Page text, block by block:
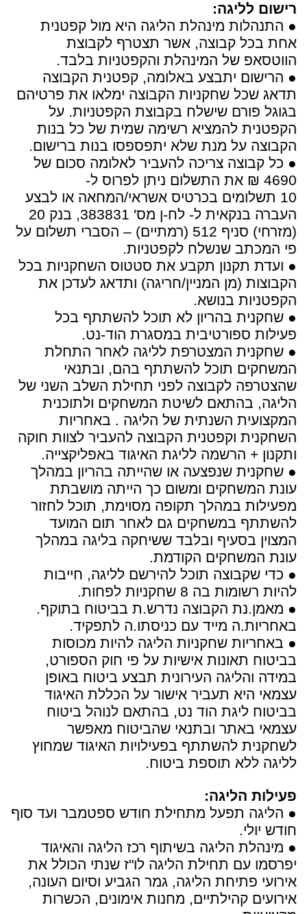
רישום לליגה:
● התנהלות מינהלת הליגה היא מול קפטנית
אחת בכל קבוצה, אשר תצטרף לקבוצת
הווטסאפ של המינהלת והקפטניות בלבד.
● הרישום יתבצע באלומה, קפטנית הקבוצה
תדאג שכל שחקניות הקבוצה ימלאו את פרטיהם
בגוגל פורם שישלח בקבוצת הקפטניות. על
הקפטנית להמציא רשימה שמית של כל בנות
הקבוצה על מנת שלא יתפספסו בנות ברישום.
● כל קבוצה צריכה להעביר לאלומה סכום של
4690 ₪ את התשלום ניתן לפרוס ל-
10 תשלומים בכרטיס אשראי/המחאה או לבצע
העברה בנקאית ל- לח-ן מס' 383831, בנק 20
(מזרחי) סניף 512 (רמתיים) – הסברי תשלום על
פי המכתב שנשלח לקפטניות.
● ועדת תקנון תקבע את סטטוס השחקניות בכל
הקבוצות (מן המניין/חריגה) ותדאג לעדכן את
הקפטניות בנושא.
● שחקנית בהריון לא תוכל להשתתף בכל
פעילות ספורטיבית במסגרת הוד-נט.
● שחקנית המצטרפת לליגה לאחר התחלת
המשחקים תוכל להשתתף בהם, ובתנאי
שהצטרפה לקבוצה לפני תחילת השלב השני של
הליגה, בהתאם לשיטת המשחקים ולתוכנית
המקצועית השנתית של הליגה . באחריות
השחקנית וקפטנית הקבוצה להעביר לצוות חוקה
ותקנון + הרשמה לליגת האיגוד באפליקצייה.
● שחקנית שנפצעה או שהייתה בהריון במהלך
עונת המשחקים ומשום כך הייתה מושבתת
מפעילות במהלך תקופה מסוימת, תוכל לחזור
להשתתף במשחקים גם לאחר תום המועד
המצוין בסעיף ובלבד ששיחקה בליגה במהלך
עונת המשחקים הקודמת.
● כדי שקבוצה תוכל להירשם לליגה, חייבות
להיות רשומות בה 8 שחקניות לפחות.
● מאמן.נת הקבוצה נדרש.ת בביטוח בתוקף.
באחריות.ה מייד עם כניסתו.ה לתפקיד.
● באחריות שחקניות הליגה להיות מכוסות
בביטוח תאונות אישיות על פי חוק הספורט,
במידה והליגה העירונית תבצע ביטוח באופן
עצמאי היא תעביר אישור על הכללת האיגוד
בביטוח ליגת הוד נט, בהתאם לנוהל ביטוח
עצמאי באתר ובתנאי שהביטוח מאפשר
לשחקנית להשתתף בפעילויות האיגוד שמחוץ
לליגה ללא תוספת ביטוח.
פעילות הליגה:
● הליגה תפעל מתחילת חודש ספטמבר ועד סוף
חודש יולי.
● מינהלת הליגה בשיתוף רכז הליגה והאיגוד
יפרסמו עם תחילת הליגה לו"ז שנתי הכולל את
אירועי פתיחת הליגה, גמר הגביע וסיום העונה,
אירועים קהילתיים, מחנות אימונים, הכשרות